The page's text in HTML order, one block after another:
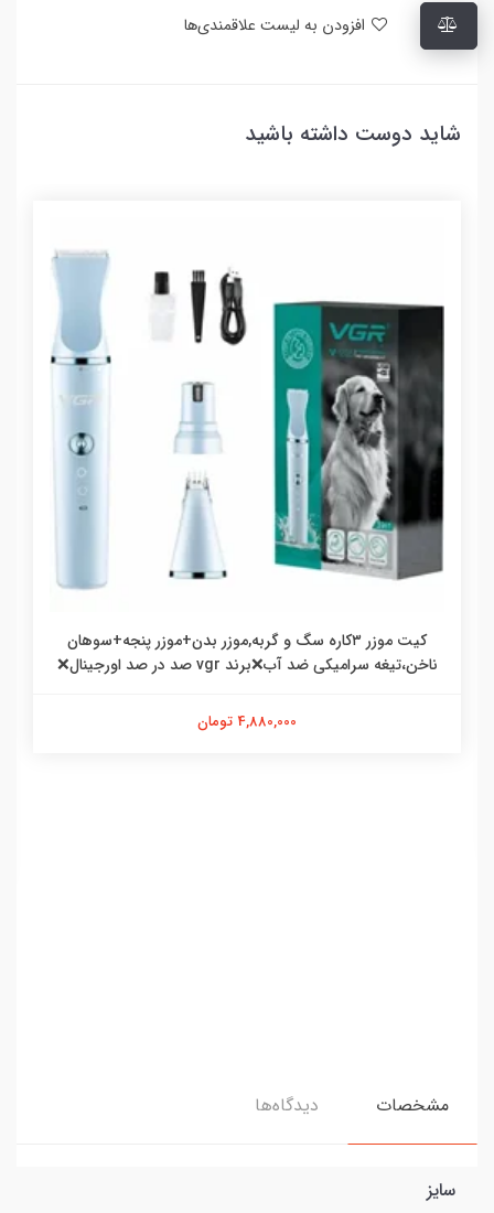
شاید دوست داشته باشید
کیت موزر ۳کاره سگ و گربه,موزر بدن+موزر پنجه+سوهان
ناخن،تیغه سرامیکی ضد آب❌برند vgr صد در صد اورجینال❌
4,880,000 تومان
مشخصات دیدگاه‌ها
سایز